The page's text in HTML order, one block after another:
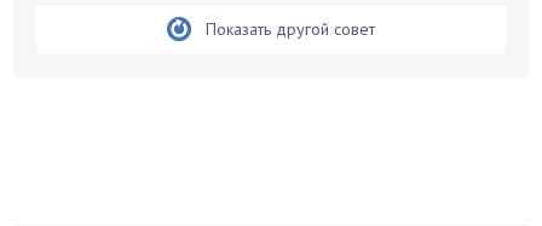
Показать другой совет